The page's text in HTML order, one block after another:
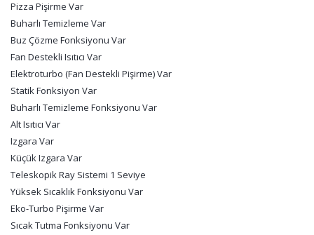
Pizza Pişirme Var
Buharlı Temizleme Var
Buz Çözme Fonksiyonu Var
Fan Destekli Isıtıcı Var
Elektroturbo (Fan Destekli Pişirme) Var
Statik Fonksiyon Var
Buharlı Temizleme Fonksiyonu Var
Alt Isıtıcı Var
Izgara Var
Küçük Izgara Var
Teleskopik Ray Sistemi 1 Seviye
Yüksek Sıcaklık Fonksiyonu Var
Eko-Turbo Pişirme Var
Sıcak Tutma Fonksiyonu Var